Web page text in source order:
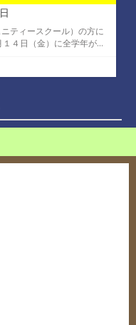
ティースクール）の方に
４日（金）に全学年が...